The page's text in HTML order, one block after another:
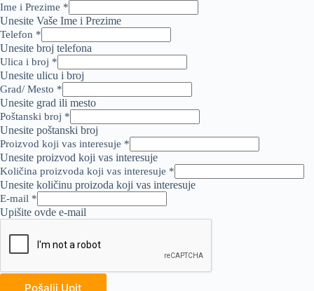
G
r
a
d
/
i
n
t
e
r
e
s
u
j
e
k
o
j
Ime i Prezime *
Unesite Vaše Ime i Prezime
Telefon *
Unesite broj telefona
Ulica i broj *
Unesite ulicu i broj
Grad/ Mesto *
Unesite grad ili mesto
Poštanski broj *
Unesite poštanski broj
Proizvod koji vas interesuje *
Unesite proizvod koji vas interesuje
Količina proizvoda koji vas interesuje *
Unesite količinu proizoda koji vas interesuje
E-mail *
Upišite ovde e-mail
Pošalji Upit